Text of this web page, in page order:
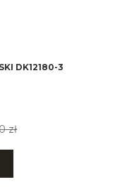
DK12180-3
zł